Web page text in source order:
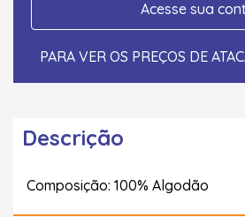
Acesse sua
PARA VER OS PREÇOS DE
Descrição
Composição: 100% Algodão